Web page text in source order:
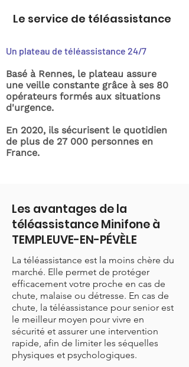
Le service de téléassistance
Un plateau de téléassistance 24/7
Basé à Rennes, le plateau assure
une veille constante grâce à ses 80
opérateurs formés aux situations
d'urgence.
En 2020, ils sécurisent le quotidien
de plus de 27 000 personnes en
France.
Les avantages de la
téléassistance Minifone à
TEMPLEUVE-EN-PÉVÈLE
La téléassistance est la moins chère du
marché. Elle permet de protéger
efficacement votre proche en cas de
chute, malaise ou détresse. En cas de
chute, la téléassistance pour senior est
le meilleur moyen pour vivre en
sécurité et assurer une intervention
rapide, afin de limiter les séquelles
physiques et psychologiques.